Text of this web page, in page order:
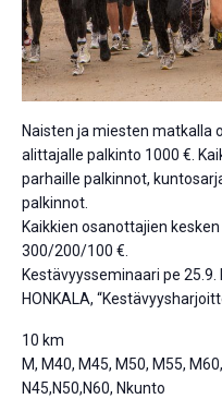
Naisten ja miesten matkalla
alittajalle palkinto 1000 €.
parhaille palkinnot,
palkinnot.
Kaikkien osanottajien
300/200/100 €.
Kestävyysseminaari pe 25.9.
HONKALA,
10 km
M, M40, M45, M50, M55,
N45,N50,N60, Nkunto